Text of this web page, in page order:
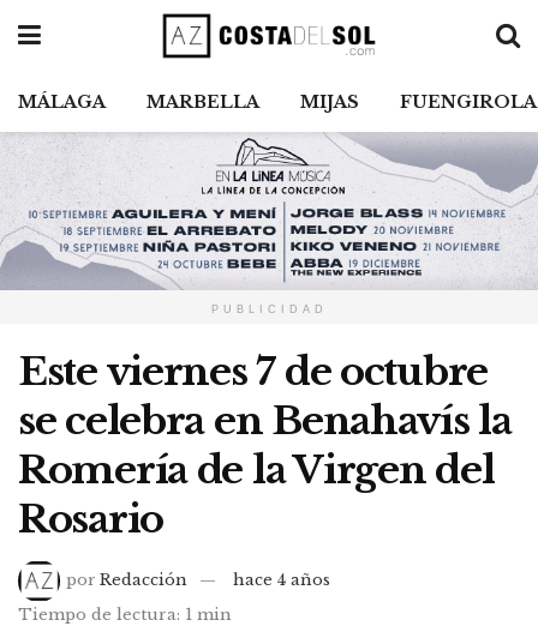
MÁLAGA MARBELLA MIJAS FUENGIROLA
PUBLICIDAD
Este viernes 7 de octubre
se celebra en Benahavís la
Romería de la Virgen del
Rosario
por Redacción
hace 4 años
Tiempo de lectura: 1 min